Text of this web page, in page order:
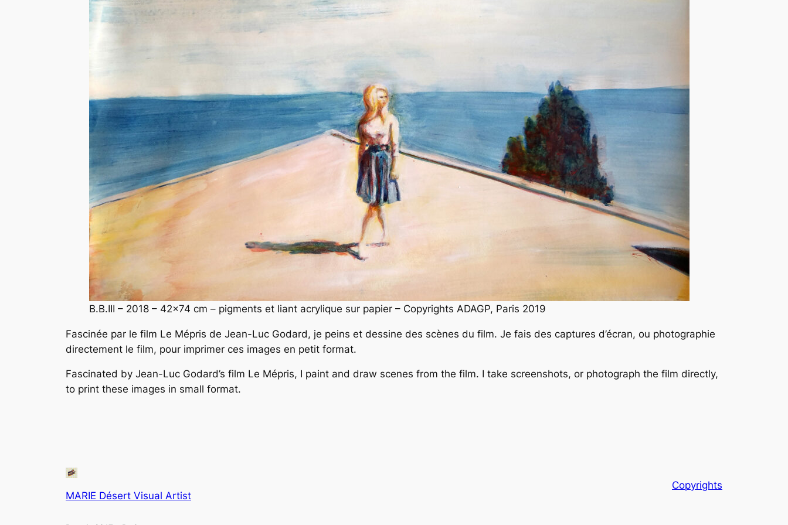
B.B.III – 2018 – 42×74 cm – pigments et liant acrylique sur papier – Copyrights ADAGP, Paris 2019
Fascinée par le film Le Mépris de Jean-Luc Godard, je peins et dessine des scènes du film. Je fais des captures d’écran, ou photographie
directement le film, pour imprimer ces images en petit format.
Fascinated by Jean-Luc Godard’s film Le Mépris, I paint and draw scenes from the film. I take screenshots, or photograph the film directly,
to print these images in small format.
MARIE Désert Visual Artist
Copyrights